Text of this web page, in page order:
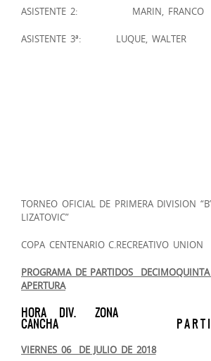
ASISTENTE 2: MARIN, FRANCO
ASISTENTE 3ª: LUQUE, WALTER
TORNEO OFICIAL DE PRIMERA DIVISION
LIZATOVIC”
COPA CENTENARIO C.RECREATIVO UNION
PROGRAMA DE PARTIDOS
APERTURA
HORA DIV. ZONA
CANCHA P A R T I D
VIERNES 06 DE JULIO DE 2018